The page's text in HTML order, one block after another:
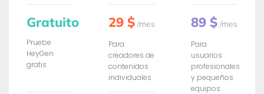
Gratuito
Pruebe
HeyGen
gratis
29 $ /mes
Para
creadores de
contenidos
individuales
89 $/mes
Para
usuarios
profesionales
y pequeños
equipos